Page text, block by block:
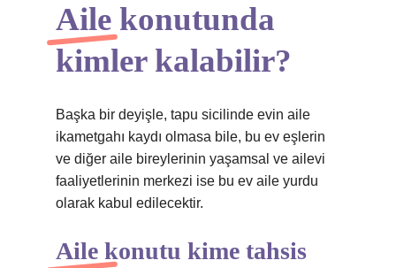
Aile konutunda
kimler kalabilir?
Başka bir deyişle, tapu sicilinde evin aile
ikametgahı kaydı olmasa bile, bu ev eşlerin
ve diğer aile bireylerinin yaşamsal ve ailevi
faaliyetlerinin merkezi ise bu ev aile yurdu
olarak kabul edilecektir.
Aile konutu kime tahsis